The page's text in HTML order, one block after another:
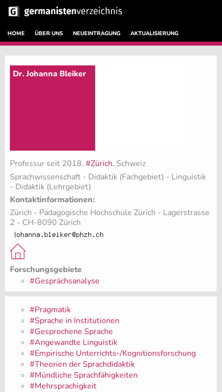
HOME ÜBER UNS NEUEINTRAGUNG AKTUALISIERUNG
Dr. Johanna Bleiker
Professur seit 2018, #Zürich, Schweiz
Sprachwissenschaft - Didaktik (Fachgebiet) - Linguistik
- Didaktik (Lehrgebiet)
Kontaktinformationen:
Zürich - Pädagogische Hochschule Zürich - Lagerstrasse
2 - CH-8090 Zürich
Forschungsgebiete
#Gesprächsanalyse
#Pragmatik
#Sprache in Institutionen
#Gesprochene Sprache
#Angewandte Linguistik
#Empirische Unterrichts-/Kognitionsforschung
#Theorien der Sprachdidaktik
#Mündliche Sprachfähigkeiten
#Mehrsprachigkeit